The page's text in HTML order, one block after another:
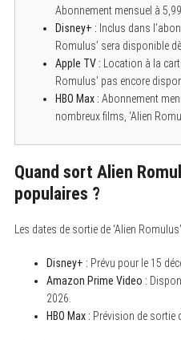
Abonnement mensuel à
Disney+ : Inclus dans
Romulus’ sera disponible
Apple TV : Location à la
Romulus’ pas encore
HBO Max : Abonnement
nombreux films, ‘Alien
Quand sort Alien
populaires ?
Les dates de sortie de ‘Alien
Disney+ : Prévu pour le 15
Amazon Prime Video :
2026.
HBO Max : Prévision de sortie
c
h
o